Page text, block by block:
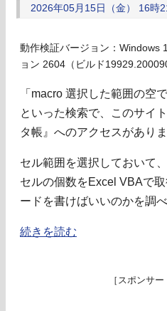
2026年05月15日（金） 16時
動作検証バージョン：Windows
ョン 2604（ビルド
「macro 選択した範囲の空
といった検索で、このサイ
タ帳』へのアクセスがありま
セル範囲を選択しておいて
セルの個数をExcel VBAで
ードを書けばいいのかを調
続きを読む
［スポンサー